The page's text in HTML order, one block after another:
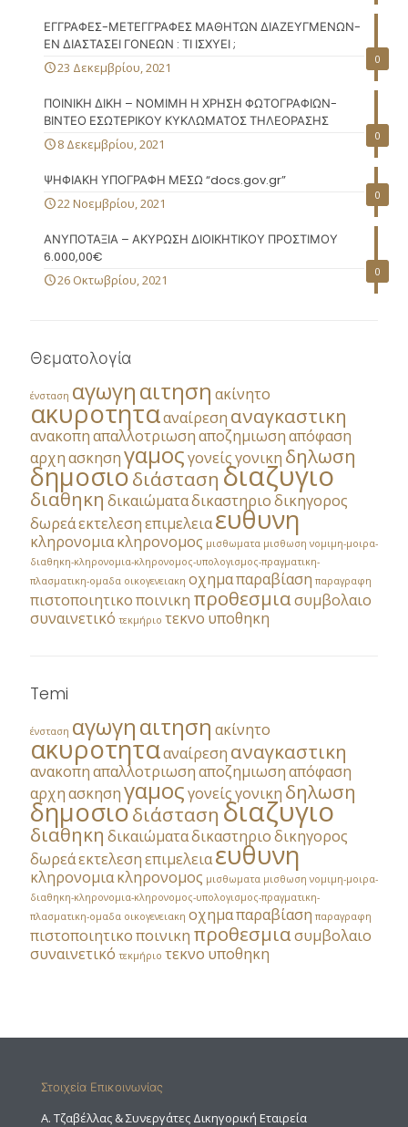
0
ΕΓΓΡΑΦΕΣ-ΜΕΤΕΓΓΡΑΦΕΣ ΜΑΘΗΤΩΝ ΔΙΑΖΕΥΓΜΕΝΩΝ-
ΕΝ ΔΙΑΣΤΑΣΕΙ ΓΟΝΕΩΝ : ΤΙ ΙΣΧΥΕΙ ;
23 Δεκεμβρίου, 2021
0
ΠΟΙΝΙΚΗ ΔΙΚΗ – ΝΟΜΙΜΗ Η ΧΡΗΣΗ ΦΩΤΟΓΡΑΦΙΩΝ-
ΒΙΝΤΕΟ ΕΣΩΤΕΡΙΚΟΥ ΚΥΚΛΩΜΑΤΟΣ ΤΗΛΕΟΡΑΣΗΣ
8 Δεκεμβρίου, 2021
0
ΨΗΦΙΑΚΗ ΥΠΟΓΡΑΦΗ ΜΕΣΩ “docs.gov.gr”
22 Νοεμβρίου, 2021
0
ΑΝΥΠΟΤΑΞΙΑ – ΑΚΥΡΩΣΗ ΔΙΟΙΚΗΤΙΚΟΥ ΠΡΟΣΤΙΜΟΥ
6.000,00€
26 Οκτωβρίου, 2021
Θεματολογία
ένσταση αγωγηαιτηση ακίνητο
ακυροτητααναίρεση αναγκαστικη
ανακοπηαπαλλοτριωσηαποζημιωσηαπόφαση
αρχηασκησηγαμοςγονείςγονικη δηλωση
δημοσιοδιάσταση διαζυγιο
διαθηκη δικαιώματαδικαστηριοδικηγορος
δωρεάεκτελεσηεπιμελειαευθυνη
κληρονομιακληρονομος μισθωματα μισθωση νομιμη-μοιρα-
διαθηκη-κληρονομια-κληρονομος-υπολογισμος-πραγματικη-
πλασματικη-ομαδα οικογενειακη οχημαπαραβίαση παραγραφη
πιστοποιητικοποινικη προθεσμιασυμβολαιο
συναινετικό τεκμήριο τεκνο υποθηκη
Temi
ένσταση αγωγηαιτηση ακίνητο
ακυροτητααναίρεση αναγκαστικη
ανακοπηαπαλλοτριωσηαποζημιωσηαπόφαση
αρχηασκησηγαμοςγονείςγονικη δηλωση
δημοσιοδιάσταση διαζυγιο
διαθηκη δικαιώματαδικαστηριοδικηγορος
δωρεάεκτελεσηεπιμελειαευθυνη
κληρονομιακληρονομος μισθωματα μισθωση νομιμη-μοιρα-
διαθηκη-κληρονομια-κληρονομος-υπολογισμος-πραγματικη-
πλασματικη-ομαδα οικογενειακη οχημαπαραβίαση παραγραφη
πιστοποιητικοποινικη προθεσμιασυμβολαιο
συναινετικό τεκμήριο τεκνο υποθηκη
Στοιχεία Επικοινωνίας
A. Τζαβέλλας & Συνεργάτες Δικηγορική Εταιρεία